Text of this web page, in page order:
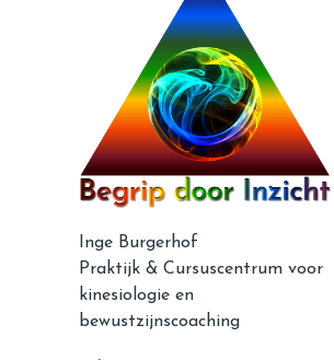
Inge Burgerhof
Praktijk & Cursuscentrum voor
kinesiologie en
bewustzijnscoaching